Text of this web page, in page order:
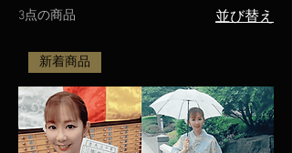
3点の商品 並び替え
新着商品